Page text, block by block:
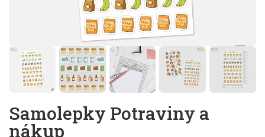
Samolepky Potraviny a
nákup